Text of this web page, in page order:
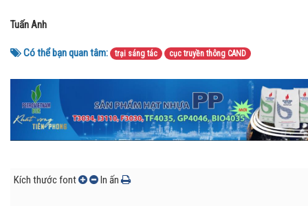
Tuấn Anh
Có thể bạn quan tâm: trại sáng tác cục truyền thông CAND
Kích thước font In ấn